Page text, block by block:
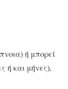
ή μπορεί
ή και μήνες),